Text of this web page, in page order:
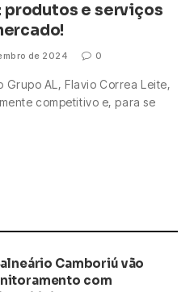
produtos e serviços
de 2024 0
Grupo AL, Flavio Correa Leite,
competitivo e, para se
Camboriú vão
com